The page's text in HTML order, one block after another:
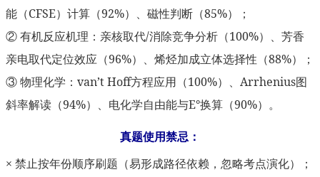
能（CFSE）计算（92%）、磁性判断（85%）；
② 有机反应机理：亲核取代/消除竞争分析（100%）、芳香
亲电取代定位效应（96%）、烯烃加成立体选择性（88%）；
③ 物理化学：van’t Hoff方程应用（100%）、Arrhenius图
斜率解读（94%）、电化学自由能与E°换算（90%）。
真题使用禁忌：
× 禁止按年份顺序刷题（易形成路径依赖，忽略考点演化）；